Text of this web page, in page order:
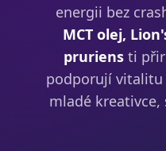
energii bez
MCT olej,
pruriens ti
podporují vitalitu
mladé